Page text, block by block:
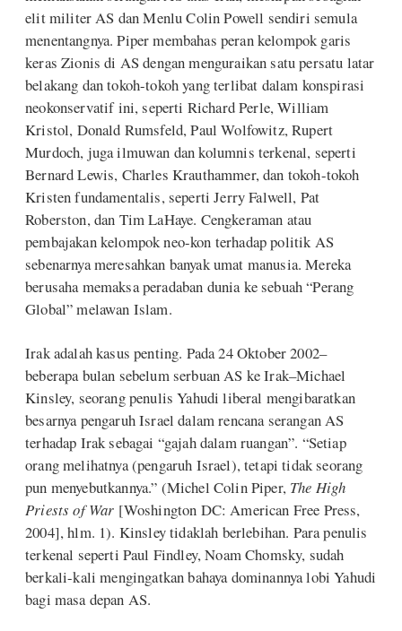
elit militer AS dan Menlu Colin Powell sendiri semula
menentangnya. Piper membahas peran kelompok garis
keras Zionis di AS dengan menguraikan satu persatu latar
belakang dan tokoh-tokoh yang terlibat dalam konspirasi
neokonservatif ini, seperti Richard Perle, William
Kristol, Donald Rumsfeld, Paul Wolfowitz, Rupert
Murdoch, juga ilmuwan dan kolumnis terkenal, seperti
Bernard Lewis, Charles Krauthammer, dan tokoh-tokoh
Kristen fundamentalis, seperti Jerry Falwell, Pat
Roberston, dan Tim LaHaye. Cengkeraman atau
pembajakan kelompok neo-kon terhadap politik AS
sebenarnya meresahkan banyak umat manusia. Mereka
berusaha memaksa peradaban dunia ke sebuah “Perang
Global” melawan Islam.
Irak adalah kasus penting. Pada 24 Oktober 2002–
beberapa bulan sebelum serbuan AS ke Irak–Michael
Kinsley, seorang penulis Yahudi liberal mengibaratkan
besarnya pengaruh Israel dalam rencana serangan AS
terhadap Irak sebagai “gajah dalam ruangan”. “Setiap
orang melihatnya (pengaruh Israel), tetapi tidak seorang
pun menyebutkannya.” (Michel Colin Piper, The High
Priests of War [Woshington DC: American Free Press,
2004], hlm. 1). Kinsley tidaklah berlebihan. Para penulis
terkenal seperti Paul Findley, Noam Chomsky, sudah
berkali-kali mengingatkan bahaya dominannya lobi Yahudi
bagi masa depan AS.